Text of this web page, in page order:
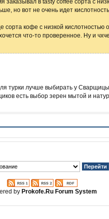
но вот не очень идет
сорта кофе с низкой
что-то проверенное. Ну и
турки лучше выбирать у
есть выбор зерен мытой и
by Prokofe.Ru Forum System